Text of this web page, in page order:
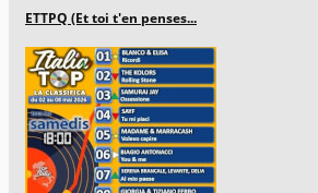
ETTPQ (Et toi t'en penses...